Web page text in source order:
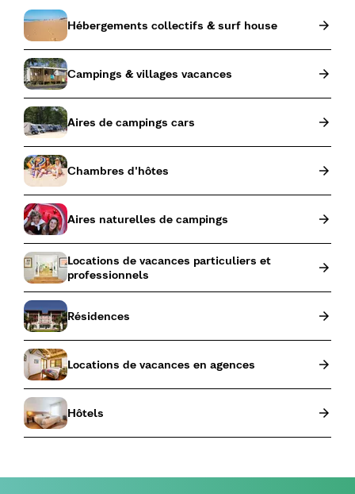
Hébergements collectifs & surf house
Campings & villages vacances
Aires de campings cars
Chambres d'hôtes
Aires naturelles de campings
Locations de vacances particuliers et
professionnels
Résidences
Locations de vacances en agences
Hôtels